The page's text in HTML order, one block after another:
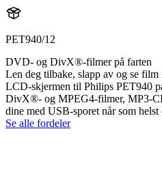
PET940/12
DVD- og DivX®-filmer på farten
Len deg tilbake, slapp av og se
LCD-skjermen til Philips PET940
DivX®- og MPEG4-filmer, MP3-
dine med USB-sporet når som
Se alle fordeler